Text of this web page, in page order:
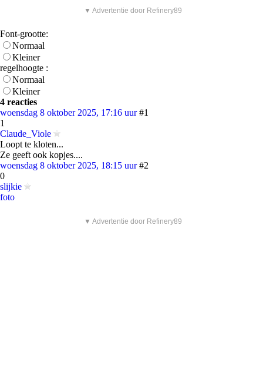
▼ Advertentie door Refinery89
Font-grootte:
Normaal
Kleiner
regelhoogte :
Normaal
Kleiner
4 reacties
woensdag 8 oktober 2025, 17:16 uur #1
1
Claude_Viole
Loopt te kloten...
Ze geeft ook kopjes....
woensdag 8 oktober 2025, 18:15 uur #2
0
slijkie
foto
▼ Advertentie door Refinery89